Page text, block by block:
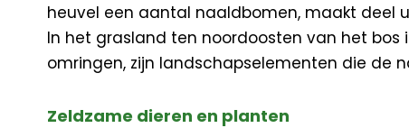
heuvel een aantal naaldbomen, maakt deel
In het grasland ten noordoosten van het
omringen, zijn landschapselementen die de
Zeldzame dieren en planten